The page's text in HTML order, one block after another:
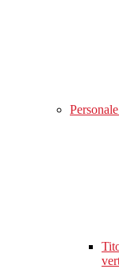
Personale